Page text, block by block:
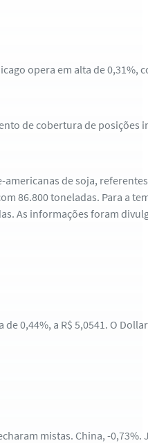
opera em alta de
de cobertura de
de soja,
86.800 toneladas. Para a
As informações foram
0,44%, a R$ 5,0541. O
mistas. China, -0,73%.